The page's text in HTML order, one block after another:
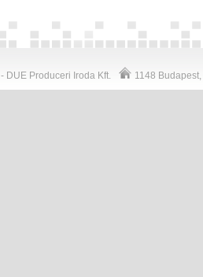
- DUE Produceri Iroda Kft. 1148 Budapest,